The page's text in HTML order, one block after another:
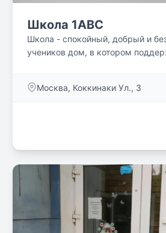
Школа 1ABC
Школа - спокойный, добрый и
учеников дом, в котором
заботливо приготовленным
сопровождают падагогический
Проведение диспансеризации,
психологический климат,
выбрать будущую профессию.
Москва, Коккинаки Ул., 3